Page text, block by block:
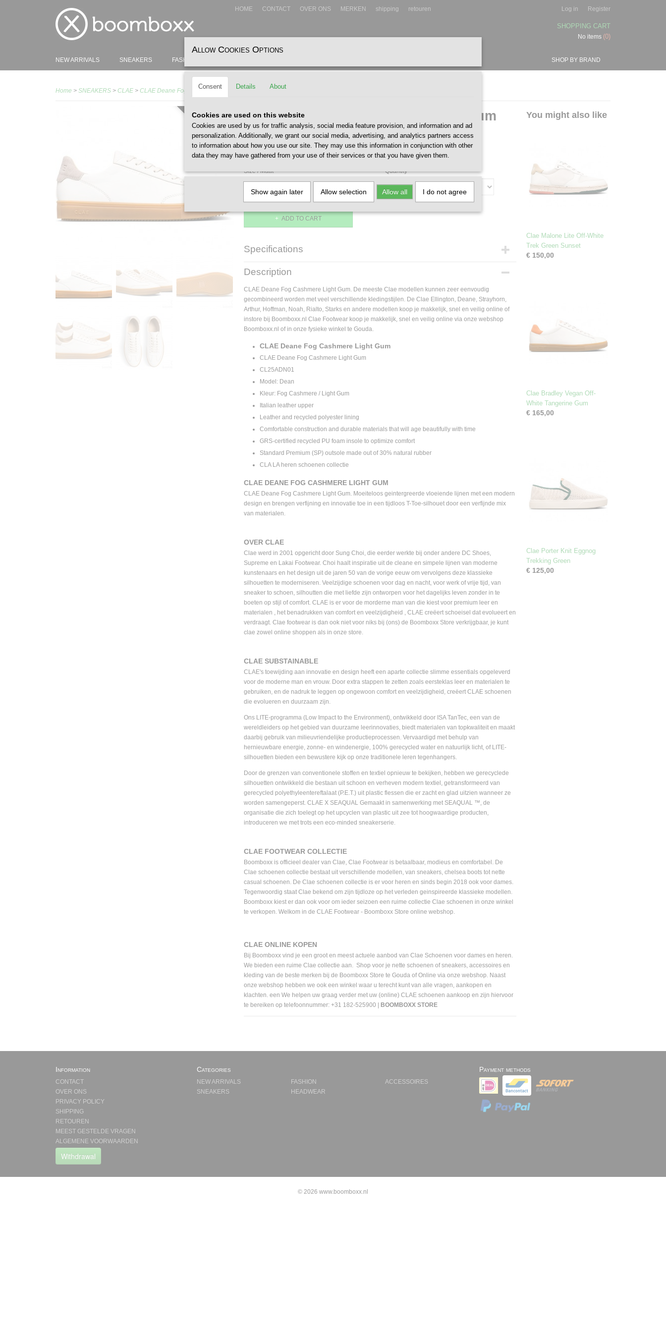
HOME CONTACT OVER ONS MERKEN shipping retouren Log in Register
SHOPPING CART
No items (0)
SHOP BY BRAND
NEW ARRIVALS SNEAKERS FASHION
Home > SNEAKERS > CLAE > CLAE Deane Fog Cashmere Light Gum
MEN /X
CLAE Deane Fog Cashmere Light Gum
€ 165,00
✓ In stock - Delivery 1 - 2 werkdagen
Size / Maat Quantity
ADD TO CART
Specifications
Supplier product code
Description
CLAE Deane Fog Cashmere Light Gum. De meeste Clae modellen kunnen zeer eenvoudig
gecombineerd worden met veel verschillende kledingstijlen. De Clae Ellington, Deane, Strayhorn,
Arthur, Hoffman, Noah, Rialto, Starks en andere modellen koop je makkelijk, snel en veilig online of
instore bij Boomboxx.nl Clae Footwear koop je makkelijk, snel en veilig online via onze webshop
Boomboxx.nl of in onze fysieke winkel te Gouda.
CLAE Deane Fog Cashmere Light Gum
CLAE Deane Fog Cashmere Light Gum
CL25ADN01
Model: Dean
Kleur: Fog Cashmere / Light Gum
Italian leather upper
Leather and recycled polyester lining
Comfortable construction and durable materials that will age beautifully with time
GRS-certified recycled PU foam insole to optimize comfort
Standard Premium (SP) outsole made out of 30% natural rubber
CLA LA heren schoenen collectie
CLAE DEANE FOG CASHMERE LIGHT GUM
CLAE Deane Fog Cashmere Light Gum. Moeiteloos geintergreerde vloeiende lijnen met een modern
design en brengen verfijning en innovatie toe in een tijdloos T-Toe-silhouet door een verfijnde mix
van materialen.
OVER CLAE
Clae werd in 2001 opgericht door Sung Choi, die eerder werkte bij onder andere DC Shoes,
Supreme en Lakai Footwear. Choi haalt inspiratie uit de cleane en simpele lijnen van moderne
kunstenaars en het design uit de jaren 50 van de vorige eeuw om vervolgens deze klassieke
silhouetten te moderniseren. Veelzijdige schoenen voor dag en nacht, voor werk of vrije tijd, van
sneaker to schoen, silhoutten die met liefde zijn ontworpen voor het dagelijks leven zonder in te
boeten op stijl of comfort. CLAE is er voor de morderne man van die kiest voor premium leer en
materialen , het benadrukken van comfort en veelzijdigheid , CLAE creëert schoeisel dat evolueert en
verdraagt. Clae footwear is dan ook niet voor niks bij (ons) de Boomboxx Store verkrijgbaar, je kunt
clae zowel online shoppen als in onze store.
CLAE SUBSTAINABLE
CLAE's toewijding aan innovatie en design heeft een aparte collectie slimme essentials opgeleverd
voor de moderne man en vrouw. Door extra stappen te zetten zoals eersteklas leer en materialen te
gebruiken, en de nadruk te leggen op ongewoon comfort en veelzijdigheid, creëert CLAE schoenen
die evolueren en duurzaam zijn.
Ons LITE-programma (Low Impact to the Environment), ontwikkeld door ISA TanTec, een van de
wereldleiders op het gebied van duurzame leerinnovaties, biedt materialen van topkwaliteit en maakt
daarbij gebruik van milieuvriendelijke productieprocessen. Vervaardigd met behulp van
hernieuwbare energie, zonne- en windenergie, 100% gerecycled water en natuurlijk licht, of LITE-
silhouetten bieden een bewustere kijk op onze traditionele leren tegenhangers.
Door de grenzen van conventionele stoffen en textiel opnieuw te bekijken, hebben we gerecyclede
silhouetten ontwikkeld die bestaan uit schoon en verheven modern textiel, getransformeerd van
gerecycled polyethyleentereftalaat (P.E.T.) uit plastic flessen die er zacht en glad uitzien wanneer ze
worden samengeperst. CLAE X SEAQUAL Gemaakt in samenwerking met SEAQUAL ™, de
organisatie die zich toelegt op het upcyclen van plastic uit zee tot hoogwaardige producten,
introduceren we met trots een eco-minded sneakerserie.
CLAE FOOTWEAR COLLECTIE
Boomboxx is officieel dealer van Clae, Clae Footwear is betaalbaar, modieus en comfortabel. De
Clae schoenen collectie bestaat uit verschillende modellen, van sneakers, chelsea boots tot nette
casual schoenen. De Clae schoenen collectie is er voor heren en sinds begin 2018 ook voor dames.
Tegenwoordig staat Clae bekend om zijn tijdloze op het verleden geinspireerde klassieke modellen.
Boomboxx kiest er dan ook voor om ieder seizoen een ruime collectie Clae schoenen in onze winkel
te verkopen. Welkom in de CLAE Footwear - Boomboxx Store online webshop.
CLAE ONLINE KOPEN
Bij Boomboxx vind je een groot en meest actuele aanbod van Clae Schoenen voor dames en heren.
We bieden een ruime Clae collectie aan. Shop voor je nette schoenen of sneakers, accessoires en
kleding van de beste merken bij de Boomboxx Store te Gouda of Online via onze webshop. Naast
onze webshop hebben we ook een winkel waar u terecht kunt van alle vragen, aankopen en
klachten. een We helpen uw graag verder met uw (online) CLAE schoenen aankoop en zijn hiervoor
te bereiken op telefoonnummer: +31 182-525900 |
BOOMBOXX STORE
You might also like
Clae Malone Lite Off-White
Trek Green Sunset
€ 150,00
Clae Bradley Vegan Off-
White Tangerine Gum
€ 165,00
Clae Porter Knit Eggnog
Trekking Green
€ 125,00
Information
CONTACT
OVER ONS
PRIVACY POLICY
SHIPPING
RETOUREN
MEEST GESTELDE VRAGEN
ALGEMENE VOORWAARDEN
Withdrawal
Categories
NEW ARRIVALS
SNEAKERS
FASHION
HEADWEAR
ACCESSOIRES
Payment methods
© 2026 www.boomboxx.nl
Allow Cookies Options
Consent Details About
Cookies are used on this website
Cookies are used by us for traffic analysis, social media feature provision, and information and ad
personalization. Additionally, we grant our social media, advertising, and analytics partners access
to information about how you use our site. They may use this information in conjunction with other
data they may have gathered from your use of their services or that you have given them.
Show again later Allow selection Allow all I do not agree